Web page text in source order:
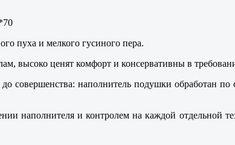
пуха и мелкого гусиного пера.
высоко ценят комфорт и консервативны в
совершенства: наполнитель подушки обработан по
наполнителя и контролем на каждой отдельной